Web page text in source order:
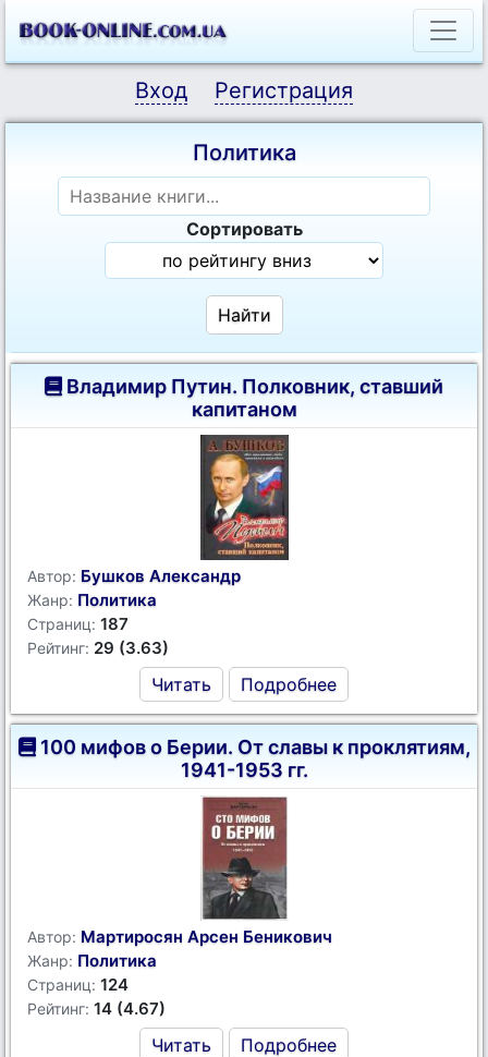
Вход Регистрация
Политика
Сортировать
Владимир Путин. Полковник, ставший
капитаном
Автор: Бушков Александр
Жанр: Политика
Страниц: 187
Рейтинг: 29 (3.63)
Читать Подробнее
100 мифов о Берии. От славы к проклятиям,
1941-1953 гг.
Автор: Мартиросян Арсен Беникович
Жанр: Политика
Страниц: 124
Рейтинг: 14 (4.67)
Читать Подробнее